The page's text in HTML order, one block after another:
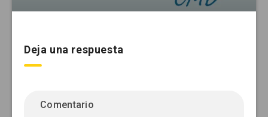
Deja una respuesta